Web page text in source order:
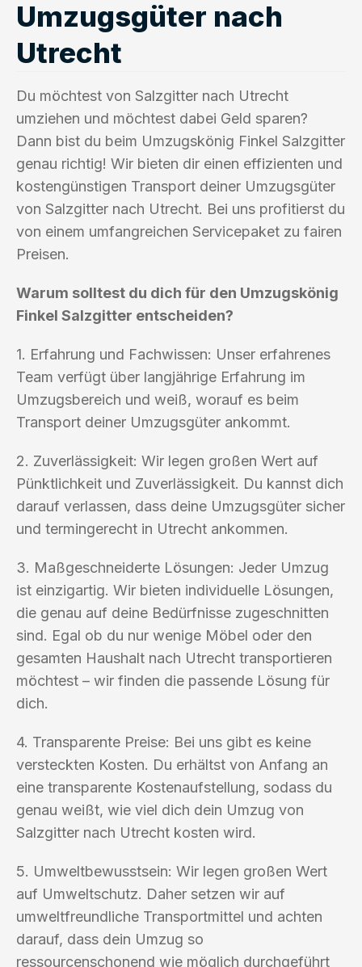
Umzugsgüter nach
Utrecht
Du möchtest von Salzgitter nach Utrecht
umziehen und möchtest dabei Geld sparen?
Dann bist du beim Umzugskönig Finkel Salzgitter
genau richtig! Wir bieten dir einen effizienten und
kostengünstigen Transport deiner Umzugsgüter
von Salzgitter nach Utrecht. Bei uns profitierst du
von einem umfangreichen Servicepaket zu fairen
Preisen.
Warum solltest du dich für den Umzugskönig
Finkel Salzgitter entscheiden?
1. Erfahrung und Fachwissen: Unser erfahrenes
Team verfügt über langjährige Erfahrung im
Umzugsbereich und weiß, worauf es beim
Transport deiner Umzugsgüter ankommt.
2. Zuverlässigkeit: Wir legen großen Wert auf
Pünktlichkeit und Zuverlässigkeit. Du kannst dich
darauf verlassen, dass deine Umzugsgüter sicher
und termingerecht in Utrecht ankommen.
3. Maßgeschneiderte Lösungen: Jeder Umzug
ist einzigartig. Wir bieten individuelle Lösungen,
die genau auf deine Bedürfnisse zugeschnitten
sind. Egal ob du nur wenige Möbel oder den
gesamten Haushalt nach Utrecht transportieren
möchtest – wir finden die passende Lösung für
dich.
4. Transparente Preise: Bei uns gibt es keine
versteckten Kosten. Du erhältst von Anfang an
eine transparente Kostenaufstellung, sodass du
genau weißt, wie viel dich dein Umzug von
Salzgitter nach Utrecht kosten wird.
5. Umweltbewusstsein: Wir legen großen Wert
auf Umweltschutz. Daher setzen wir auf
umweltfreundliche Transportmittel und achten
darauf, dass dein Umzug so
ressourcenschonend wie möglich durchgeführt